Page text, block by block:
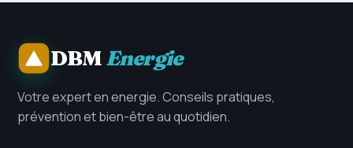
DBMEnergie
Votre expert en energie. Conseils pratiques,
prévention et bien-être au quotidien.